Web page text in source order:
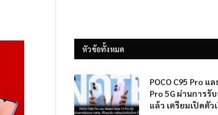
หัวข้อทั้งหมด
POCO C95 Pro แ
Pro 5G ผ่านการรั
แล้ว เตรียมเปิดตัว